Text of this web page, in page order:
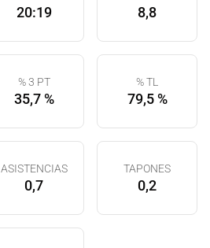
20:19 8,8
% 3 PT
35,7 %
% TL
79,5 %
ASISTENCIAS
0,7
TAPONES
0,2